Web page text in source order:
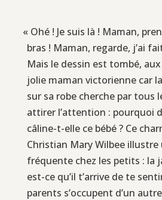
« Ohé ! Je suis là ! Maman,
bras ! Maman, regarde, j’ai
Mais le dessin est tombé, aux
jolie maman victorienne car
sur sa robe cherche par tous
attirer l’attention : pourquoi
câline-t-elle ce bébé ? Ce
Christian Mary Wilbee
fréquente chez les petits : la
est-ce qu’il t’arrive de te
parents s’occupent d’un